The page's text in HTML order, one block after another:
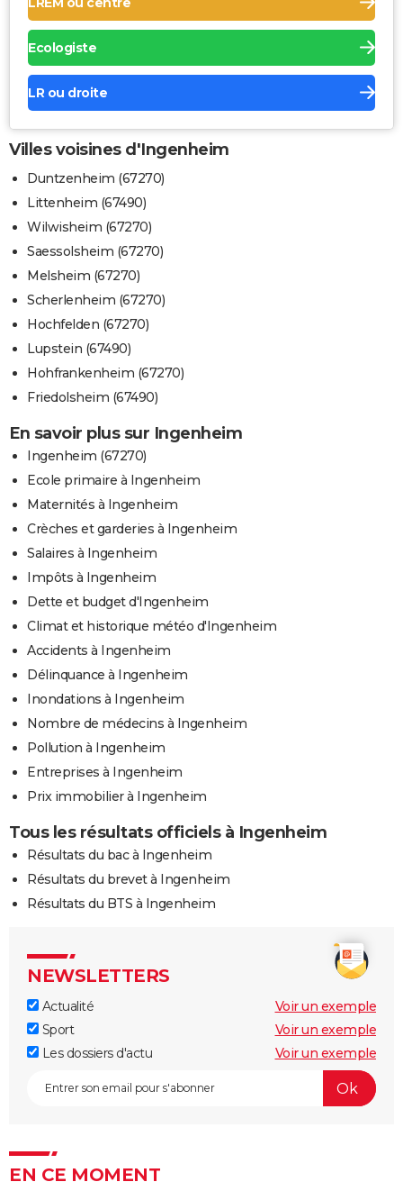
Ecologiste
LR ou droite
Villes voisines d'Ingenheim
Duntzenheim (67270)
Littenheim (67490)
Wilwisheim (67270)
Saessolsheim (67270)
Melsheim (67270)
Scherlenheim (67270)
Hochfelden (67270)
Lupstein (67490)
Hohfrankenheim (67270)
Friedolsheim (67490)
En savoir plus sur Ingenheim
Ingenheim (67270)
Ecole primaire à Ingenheim
Maternités à Ingenheim
Crèches et garderies à Ingenheim
Salaires à Ingenheim
Impôts à Ingenheim
Dette et budget d'Ingenheim
Climat et historique météo d'Ingenheim
Accidents à Ingenheim
Délinquance à Ingenheim
Inondations à Ingenheim
Nombre de médecins à Ingenheim
Pollution à Ingenheim
Entreprises à Ingenheim
Prix immobilier à Ingenheim
Tous les résultats officiels à Ingenheim
Résultats du bac à Ingenheim
Résultats du brevet à Ingenheim
Résultats du BTS à Ingenheim
NEWSLETTERS
Actualité
Voir un exemple
Sport
Voir un exemple
Les dossiers d'actu
Voir un exemple
EN CE MOMENT